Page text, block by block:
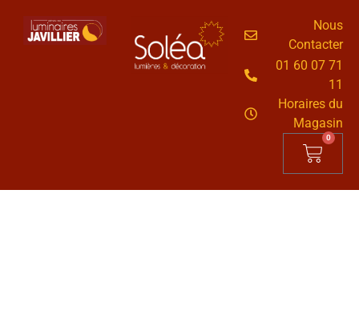
Nous
Contacter
01 60 07 71
11
Horaires du
Magasin
0